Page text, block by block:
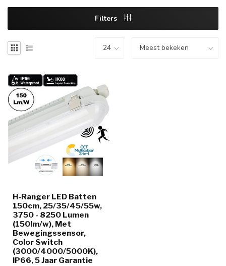
Filters
H-Ranger LED Batten
150cm, 25/35/45/55w,
3750 - 8250 Lumen
(150lm/w), Met
Bewegingssensor,
Color Switch
(3000/4000/5000K),
IP66, 5 Jaar Garantie